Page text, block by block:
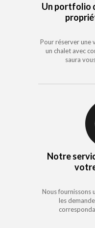
Un portfolio
Pour réserver une
un chalet avec
saura
Notre
Nous fournissons
les